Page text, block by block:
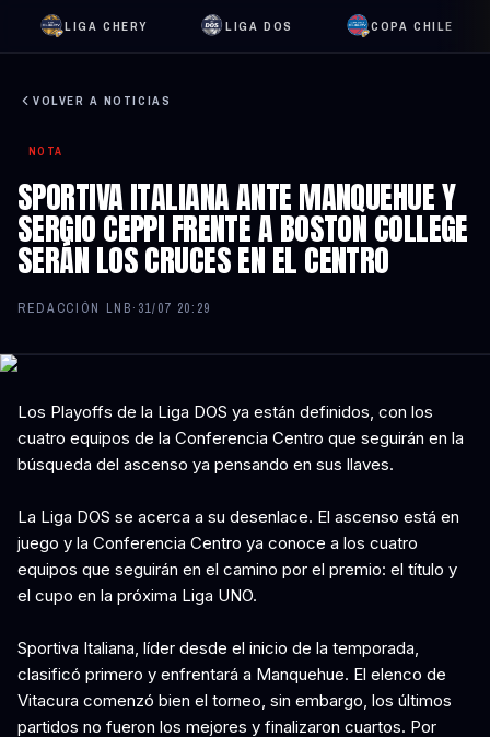
LIGA CHERY LIGA DOS COPA CHILE
VOLVER A NOTICIAS
NOTA
SPORTIVA ITALIANA ANTE MANQUEHUE Y
SERGIO CEPPI FRENTE A BOSTON COLLEGE
SERÁN LOS CRUCES EN EL CENTRO
REDACCIÓN LNB· 31/07 20:29
Los Playoffs de la Liga DOS ya están definidos, con los
cuatro equipos de la Conferencia Centro que seguirán en la
búsqueda del ascenso ya pensando en sus llaves.
La Liga DOS se acerca a su desenlace. El ascenso está en
juego y la Conferencia Centro ya conoce a los cuatro
equipos que seguirán en el camino por el premio: el título y
el cupo en la próxima Liga UNO.
Sportiva Italiana, líder desde el inicio de la temporada,
clasificó primero y enfrentará a Manquehue. El elenco de
Vitacura comenzó bien el torneo, sin embargo, los últimos
partidos no fueron los mejores y finalizaron cuartos. Por